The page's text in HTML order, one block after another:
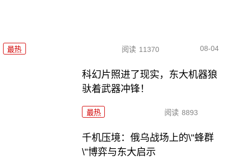
最热 阅读 11370 08-04
科幻片照进了现实，东大机器狼
驮着武器冲锋！
最热 阅读 8893
千机压境：俄乌战场上的\"蜂群
\"博弈与东大启示